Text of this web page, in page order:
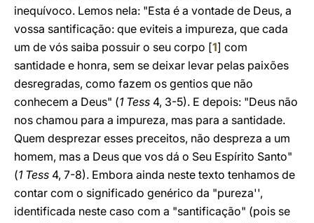
inequívoco. Lemos nela: "Esta é a vontade de Deus, a
vossa santificação: que eviteis a impureza, que cada
um de vós saiba possuir o seu corpo [1] com
santidade e honra, sem se deixar levar pelas paixões
desregradas, como fazem os gentios que não
conhecem a Deus" (1 Tess 4, 3-5). E depois: "Deus não
nos chamou para a impureza, mas para a santidade.
Quem desprezar esses preceitos, não despreza a um
homem, mas a Deus que vos dá o Seu Espírito Santo"
(1 Tess 4, 7-8). Embora ainda neste texto tenhamos de
contar com o significado genérico da "pureza'',
identificada neste caso com a "santificação" (pois se